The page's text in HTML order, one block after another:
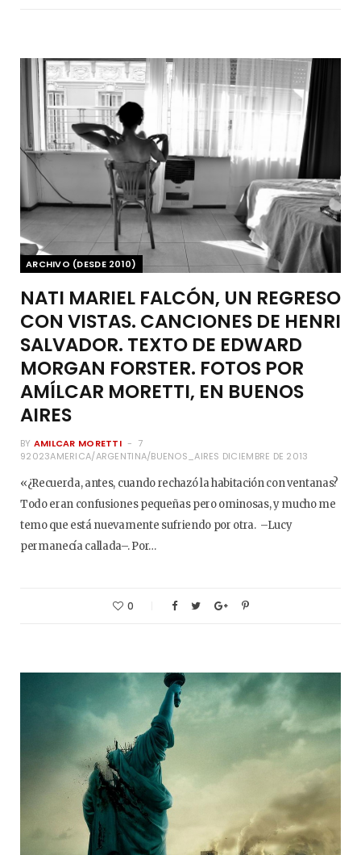
ARCHIVO (DESDE 2010)
NATI MARIEL FALCÓN, UN REGRESO
CON VISTAS. CANCIONES DE HENRI
SALVADOR. TEXTO DE EDWARD
MORGAN FORSTER. FOTOS POR
AMÍLCAR MORETTI, EN BUENOS
AIRES
BY AMILCAR MORETTI
7
92023AMERICA/ARGENTINA/BUENOS_AIRES DICIEMBRE DE 2013
«¿Recuerda, antes, cuando rechazó la habitación con ventanas?
Todo eran confusiones pequeñas pero ominosas, y mucho me
temo que está nuevamente sufriendo por otra. –Lucy
permanecía callada–. Por…
0